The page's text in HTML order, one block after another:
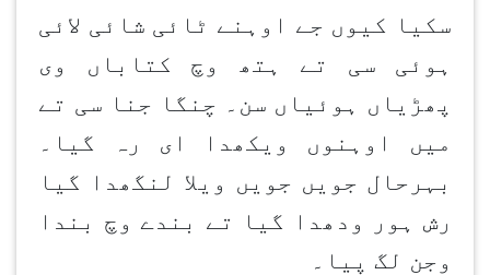
سکیا کیوں جے اوہنے ٹائی شائی لائی
ہوئی سی تے ہتھ وچ کتاباں وی
پھڑیاں ہوئیاں سن۔ چنگا جنا سی تے
میں اوہنوں ویکھدا ای رہ گیا۔
بہرحال جویں جویں ویلا لنگھدا گیا
رش ہور ودھدا گیا تے بندے وچ بندا
وجن لگ پیا۔